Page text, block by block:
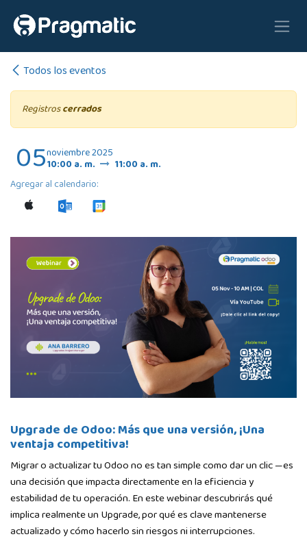
Todos los eventos
Registroscerrados
05noviembre 2025
10:00 a. m.
11:00 a. m.
Agregar al calendario:
Upgrade de Odoo: Más que una versión, ¡Una
ventaja competitiva!
Migrar o actualizar tu Odoo no es tan simple como dar un clic —es
una decisión que impacta directamente en la eficiencia y
estabilidad de tu operación. En este webinar descubrirás qué
implica realmente un Upgrade, por qué es clave mantenerse
actualizado y cómo hacerlo sin riesgos ni interrupciones.